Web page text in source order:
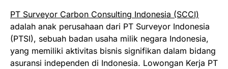
PT Surveyor Carbon Consulting Indonesia (SCCI)
adalah anak perusahaan dari PT Surveyor Indonesia
(PTSI), sebuah badan usaha milik negara Indonesia,
yang memiliki aktivitas bisnis signifikan dalam bidang
asuransi independen di Indonesia. Lowongan Kerja PT